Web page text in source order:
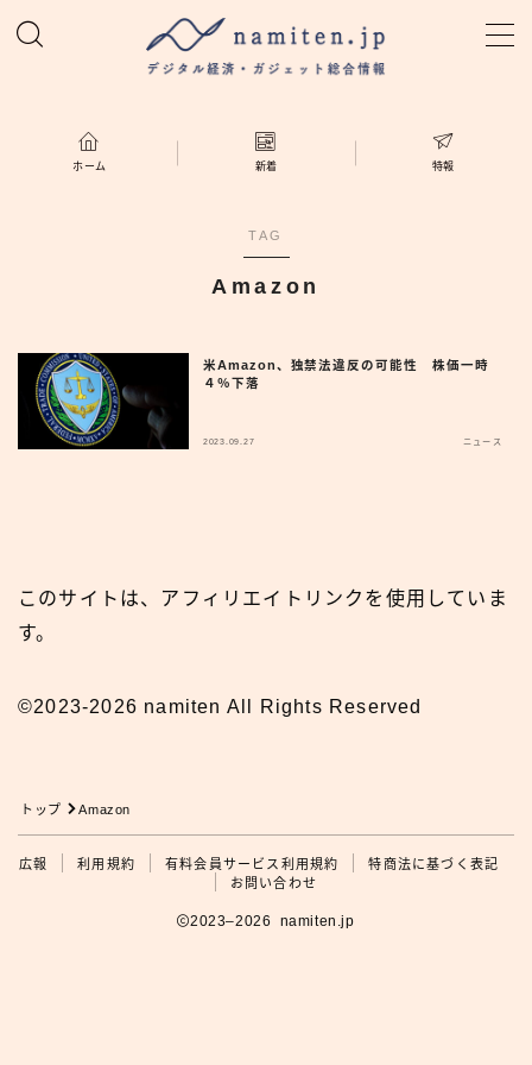
ホーム
namiten.jp
広報
ホーム 新着 特報
TAG
Amazon
米Amazon、独禁法違反の可能性 株価一時
４％下落
2023.09.27 ニュース
このサイトは、アフィリエイトリンクを使用していま
す。
©2023-2026 namiten All Rights Reserved
トップ Amazon
広報 利用規約 有料会員サービス利用規約
特商法に基づく表記
お問い合わせ
2023–2026 namiten.jp